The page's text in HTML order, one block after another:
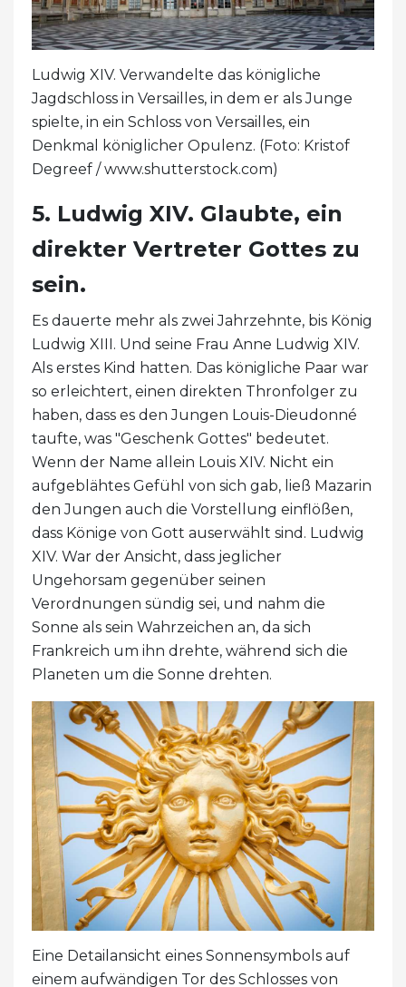
Ludwig XIV. Verwandelte das königliche
Jagdschloss in Versailles, in dem er als Junge
spielte, in ein Schloss von Versailles, ein
Denkmal königlicher Opulenz. (Foto: Kristof
Degreef / www.shutterstock.com)
5. Ludwig XIV. Glaubte, ein
direkter Vertreter Gottes zu
sein.
Es dauerte mehr als zwei Jahrzehnte, bis König
Ludwig XIII. Und seine Frau Anne Ludwig XIV.
Als erstes Kind hatten. Das königliche Paar war
so erleichtert, einen direkten Thronfolger zu
haben, dass es den Jungen Louis-Dieudonné
taufte, was "Geschenk Gottes" bedeutet.
Wenn der Name allein Louis XIV. Nicht ein
aufgeblähtes Gefühl von sich gab, ließ Mazarin
den Jungen auch die Vorstellung einflößen,
dass Könige von Gott auserwählt sind. Ludwig
XIV. War der Ansicht, dass jeglicher
Ungehorsam gegenüber seinen
Verordnungen sündig sei, und nahm die
Sonne als sein Wahrzeichen an, da sich
Frankreich um ihn drehte, während sich die
Planeten um die Sonne drehten.
Eine Detailansicht eines Sonnensymbols auf
einem aufwändigen Tor des Schlosses von